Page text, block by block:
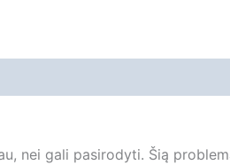
nei gali pasirodyti. Šią